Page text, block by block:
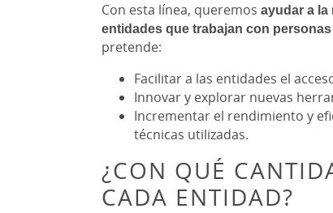
Con esta línea, queremosayudar a
entidades que trabajan con
pretende:
Facilitar a las entidades el
Innovar y explorar nuevas
Incrementar el rendimiento y
técnicas utilizadas.
¿CON QUÉ
CADA ENTIDAD?